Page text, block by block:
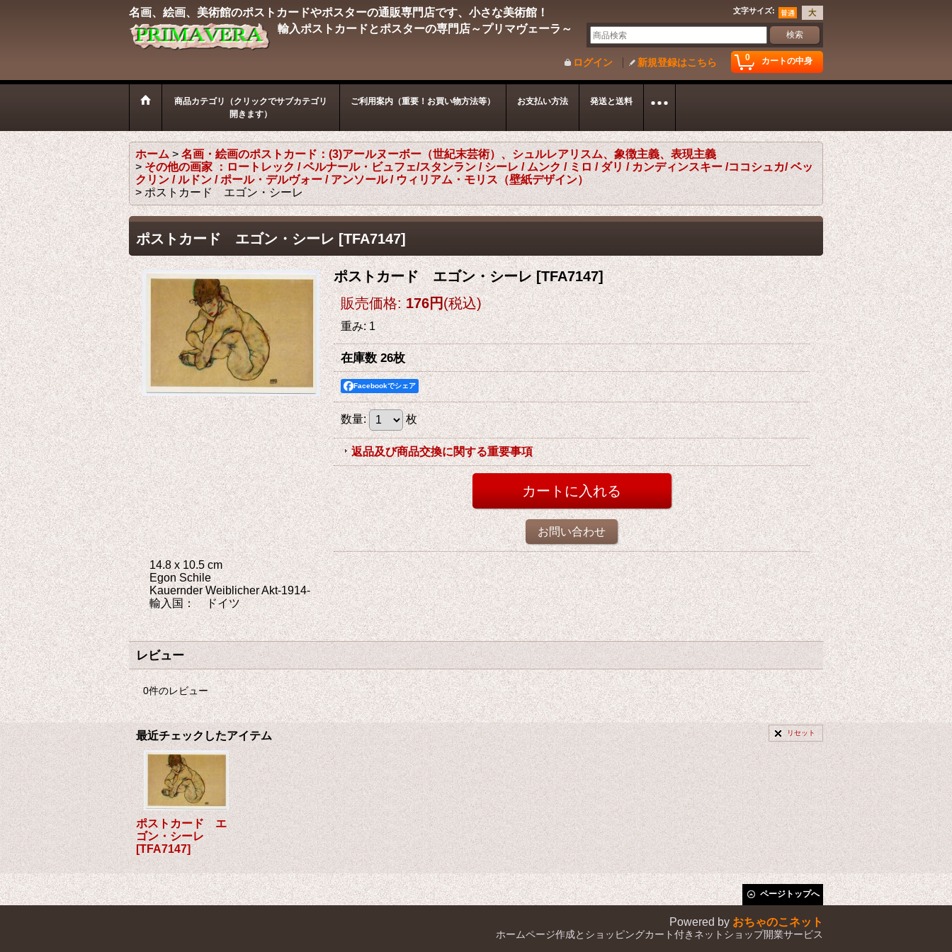
名画、絵画、美術館のポストカードやポスターの通販専門店です、小さな美術館！ 文字サイズ:
輸入ポストカードとポスターの専門店～プリマヴェーラ～
0 カートの中身
ログイン 新規登録はこちら
商品カテゴリ（クリックでサブカテゴリ
開きます）
ご利用案内（重要！お買い物方法等） お支払い方法 発送と送料
ホーム > 名画・絵画のポストカード：(3)アールヌーボー（世紀末芸術）、シュルレアリスム、象徴主義、表現主義
> その他の画家 ：ロートレック / ベルナール・ビュフェ/スタンラン / シーレ / ムンク / ミロ / ダリ / カンディンスキー /ココシュカ/ ベッ
クリン / ルドン / ポール・デルヴォー / アンソール / ウィリアム・モリス（壁紙デザイン）
> ポストカード エゴン・シーレ
ポストカード エゴン・シーレ [TFA7147]
ポストカード エゴン・シーレ [TFA7147]
販売価格: 176円(税込)
重み:1
在庫数 26枚
Facebookでシェア
数量: 枚
返品及び商品交換に関する重要事項
お問い合わせ
14.8 x 10.5 cm
Egon Schile
Kauernder Weiblicher Akt-1914-
輸入国： ドイツ
レビュー
0件のレビュー
最近チェックしたアイテム リセット
ポストカード エ
ゴン・シーレ
[TFA7147]
ページトップへ
Powered by おちゃのこネット
ホームページ作成とショッピングカート付きネットショップ開業サービス